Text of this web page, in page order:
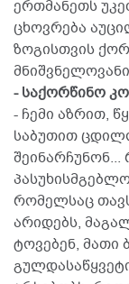
ერთმანეთს
ცხოვრება
ზოგისთვის
- საქორწინო
- ჩემი აზრით,
საბუთით
შეინარჩუნონ...
რომელსაც
არიდებს,
ტოვებენ, მათი